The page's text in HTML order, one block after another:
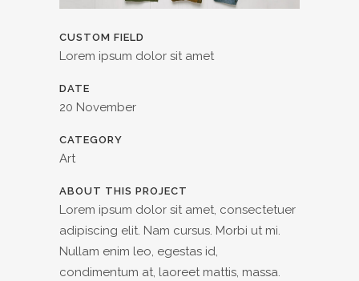
CUSTOM FIELD
Lorem ipsum dolor sit amet
DATE
20 November
CATEGORY
Art
ABOUT THIS PROJECT
Lorem ipsum dolor sit amet, consectetuer
adipiscing elit. Nam cursus. Morbi ut mi.
Nullam enim leo, egestas id,
condimentum at, laoreet mattis, massa.